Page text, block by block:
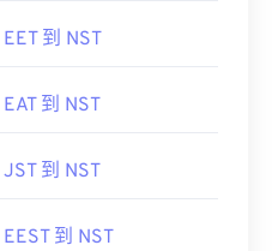
EET 到 NST
EAT 到 NST
JST 到 NST
EEST 到 NST